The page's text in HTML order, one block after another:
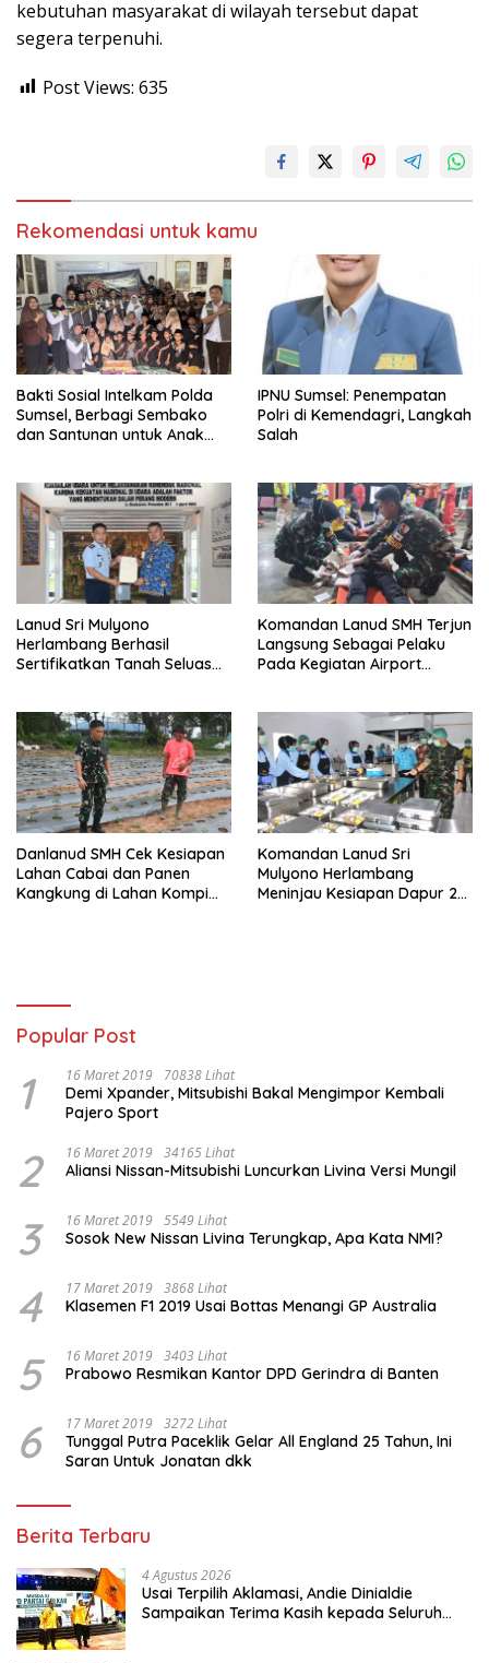
kebutuhan masyarakat di wilayah tersebut dapat
segera terpenuhi.
Post Views: 635
Rekomendasi untuk kamu
Bakti Sosial Intelkam Polda
Sumsel, Berbagi Sembako
dan Santunan untuk Anak
IPNU Sumsel: Penempatan
Polri di Kemendagri, Langkah
Salah
Lanud Sri Mulyono
Herlambang Berhasil
Sertifikatkan Tanah Seluas
Komandan Lanud SMH Terjun
Langsung Sebagai Pelaku
Pada Kegiatan Airport
Serta Emergency Response
Plan
Danlanud SMH Cek Kesiapan
Lahan Cabai dan Panen
Kangkung di Lahan Kompi
Komandan Lanud Sri
Mulyono Herlambang
Meninjau Kesiapan Dapur 2
Popular Post
1 16 Maret 2019 70838 Lihat
Demi Xpander, Mitsubishi Bakal Mengimpor Kembali
Pajero Sport
2 16 Maret 2019 34165 Lihat
Aliansi Nissan-Mitsubishi Luncurkan Livina Versi Mungil
3 16 Maret 2019 5549 Lihat
Sosok New Nissan Livina Terungkap, Apa Kata NMI?
4 17 Maret 2019 3868 Lihat
Klasemen F1 2019 Usai Bottas Menangi GP Australia
5 16 Maret 2019 3403 Lihat
Prabowo Resmikan Kantor DPD Gerindra di Banten
6 17 Maret 2019 3272 Lihat
Tunggal Putra Paceklik Gelar All England 25 Tahun, Ini
Saran Untuk Jonatan dkk
Berita Terbaru
4 Agustus 2026
Usai Terpilih Aklamasi, Andie Dinialdie
Sampaikan Terima Kasih kepada Seluruh